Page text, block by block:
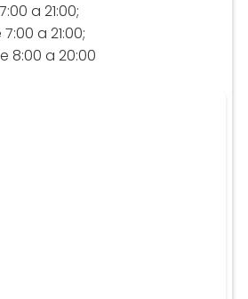
a 21:00;
a 21:00;
8:00 a 20:00